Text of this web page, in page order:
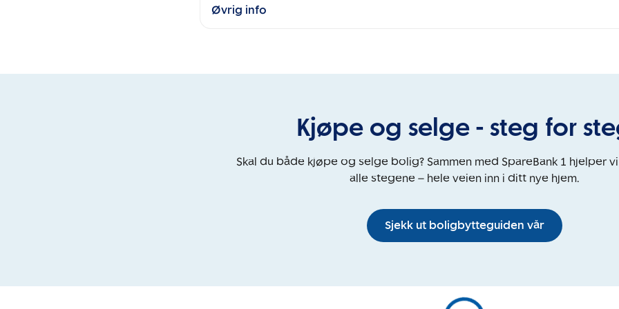
Øvrig info
Kjøpe og selge - steg for
Skal du både kjøpe og selge bolig? Sammen med SpareBank 1 hjelper
alle stegene – hele veien inn i ditt nye hjem.
Sjekk ut boligbytteguiden vår